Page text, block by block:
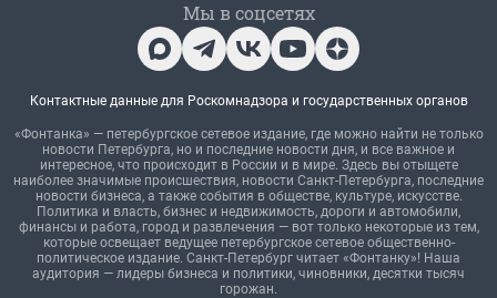
Мы в соцсетях
Контактные данные для Роскомнадзора и государственных органов
«Фонтанка» — петербургское сетевое издание, где можно найти не только
новости Петербурга, но и последние новости дня, и все важное и
интересное, что происходит в России и в мире. Здесь вы отыщете
наиболее значимые происшествия, новости Санкт-Петербурга, последние
новости бизнеса, а также события в обществе, культуре, искусстве.
Политика и власть, бизнес и недвижимость, дороги и автомобили,
финансы и работа, город и развлечения — вот только некоторые из тем,
которые освещает ведущее петербургское сетевое общественно-
политическое издание. Санкт-Петербург читает «Фонтанку»! Наша
аудитория — лидеры бизнеса и политики, чиновники, десятки тысяч
горожан.